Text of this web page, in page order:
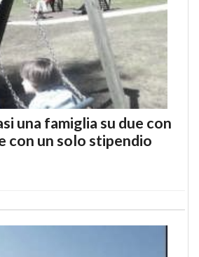
una famiglia su due con
con un solo stipendio